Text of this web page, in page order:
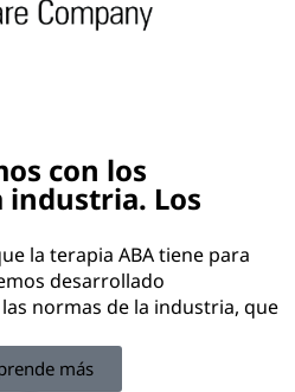
con los
industria. Los
la terapia ABA tiene para
desarrollado
normas de la industria, que
más